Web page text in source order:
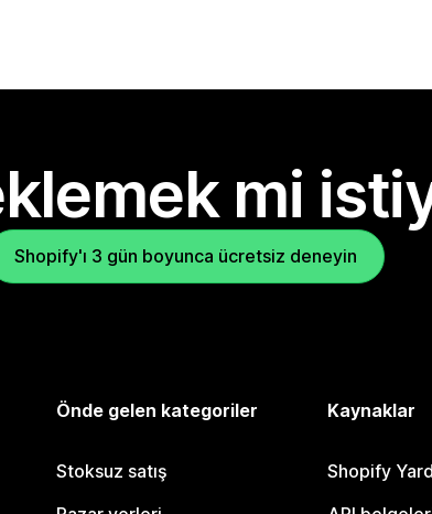
mi
Shopify'ı 3 gün boyunca ücretsiz deneyin
Önde gelen kategoriler
Stoksuz satış
Kaynaklar
Shopify